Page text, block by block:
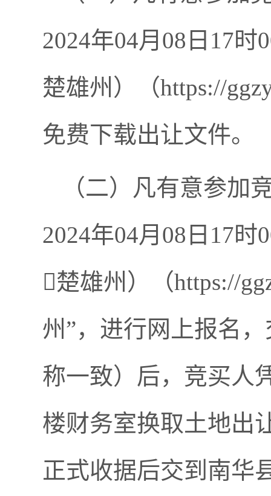
2024年04月08日17
楚雄州）（https://
免费下载出让文件。
（二）凡有意参加
2024年04月08日17
楚雄州）（https://
州”，进行网上报名
称一致）后，竞买人
楼财务室换取土地出
正式收据后交到南华